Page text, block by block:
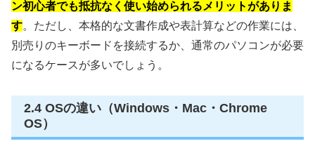
ン初心者でも抵抗なく使い始められるメリットがありま
す。ただし、本格的な文書作成や表計算などの作業には、
別売りのキーボードを接続するか、通常のパソコンが必要
になるケースが多いでしょう。
2.4 OSの違い（Windows・Mac・Chrome
OS）